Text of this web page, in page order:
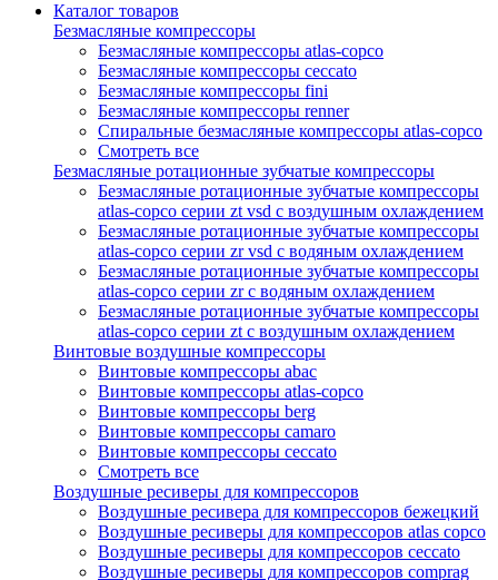
Каталог товаров
Безмасляные компрессоры
Безмасляные компрессоры atlas-copco
Безмасляные компрессоры ceccato
Безмасляные компрессоры fini
Безмасляные компрессоры renner
Спиральные безмасляные компрессоры atlas-copco
Смотреть все
Безмасляные ротационные зубчатые компрессоры
Безмасляные ротационные зубчатые компрессоры
atlas-copco серии zt vsd с воздушным охлаждением
Безмасляные ротационные зубчатые компрессоры
atlas-copco серии zr vsd с водяным охлаждением
Безмасляные ротационные зубчатые компрессоры
atlas-copco серии zr с водяным охлаждением
Безмасляные ротационные зубчатые компрессоры
atlas-copco серии zt с воздушным охлаждением
Винтовые воздушные компрессоры
Винтовые компрессоры abac
Винтовые компрессоры atlas-copco
Винтовые компрессоры berg
Винтовые компрессоры camaro
Винтовые компрессоры ceccato
Смотреть все
Воздушные ресиверы для компрессоров
Воздушные ресивера для компрессоров бежецкий
Воздушные ресиверы для компрессоров atlas copco
Воздушные ресиверы для компрессоров ceccato
Воздушные ресиверы для компрессоров comprag